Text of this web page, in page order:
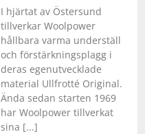
I hjärtat av Östersund
tillverkar Woolpower
hållbara varma underställ
och förstärkningsplagg i
deras egenutvecklade
material Ullfrotté Original.
Ända sedan starten 1969
har Woolpower tillverkat
sina [...]